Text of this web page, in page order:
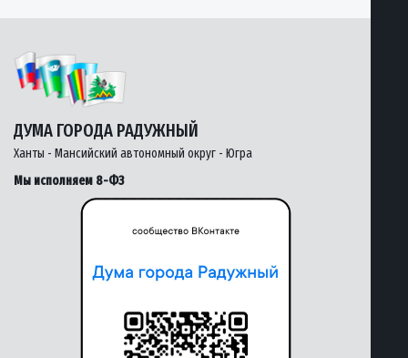
ДУМА ГОРОДА РАДУЖНЫЙ
Ханты - Мансийский автономный округ - Югра
Мы исполняем 8-ФЗ